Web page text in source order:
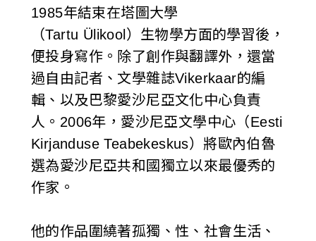
1985年結束在塔圖大學
（Tartu Ülikool）生物學方面的學習後，
便投身寫作。除了創作與翻譯外，還當
過自由記者、文學雜誌Vikerkaar的編
輯、以及巴黎愛沙尼亞文化中心負責
人。2006年，愛沙尼亞文學中心（Eesti
Kirjanduse Teabekeskus）將歐內伯魯
選為愛沙尼亞共和國獨立以來最優秀的
作家。
他的作品圍繞著孤獨、性、社會生活、